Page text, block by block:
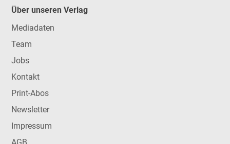
Über unseren Verlag
Mediadaten
Team
Jobs
Kontakt
Print-Abos
Newsletter
Impressum
AGB